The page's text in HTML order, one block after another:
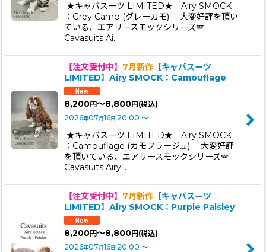
★キャバスーツ LIMITED★ Airy SMOCK
：Grey Camo (グレーカモ) 大変好評を頂い
ている、エアリースモックシリーズ🪽
Cavasuits Ai…
【注文受付中】 7月新作 【キャバスーツ
LIMITED】Airy SMOCK：Camouflage
8,200円～8,800円 (税込)
2026年07月16日 20:00 ～
★キャバスーツ LIMITED★ Airy SMOCK
：Camouflage (カモフラージュ) 大変好評
を頂いている、エアリースモックシリーズ🪽
Cavasuits Airy…
【注文受付中】 7月新作 【キャバスーツ
LIMITED】Airy SMOCK：Purple Paisley
8,200円～8,800円 (税込)
2026年07月16日 20:00 ～